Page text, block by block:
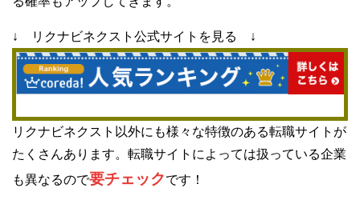
↓ リクナビネクスト公式サイトを見る ↓
リクナビネクスト以外にも様々な特徴のある転職サイトが
たくさんあります。転職サイトによっては扱っている企業
も異なるので要チェックです！